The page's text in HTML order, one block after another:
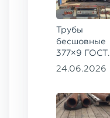
Трубы
бесшовные
377×9 ГОСТ
8732-78, ст.
24.06.2026